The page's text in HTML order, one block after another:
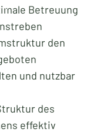
Betreuung
den
und nutzbar
des
effektiv